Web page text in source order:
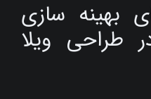
بهینه سازی
طراحی ویلا